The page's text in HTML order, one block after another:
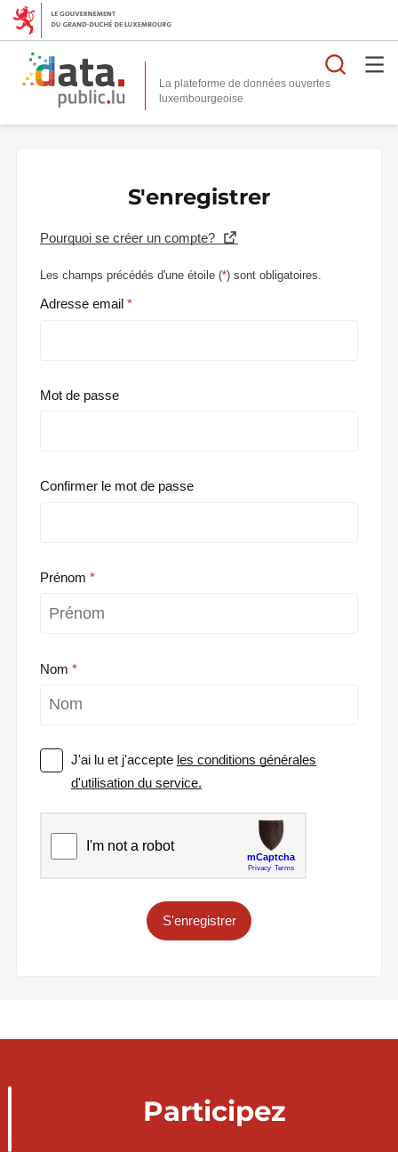
La plateforme de données ouvertes
S'enregistrer
Pourquoi se créer un compte?
Les champs précédés d'une étoile (*) sont obligatoires.
Adresse email
Mot de passe
Confirmer le mot de passe
Prénom
Nom
J'ai lu et j'accepte les conditions générales
d'utilisation du service.
S'enregistrer
Participez